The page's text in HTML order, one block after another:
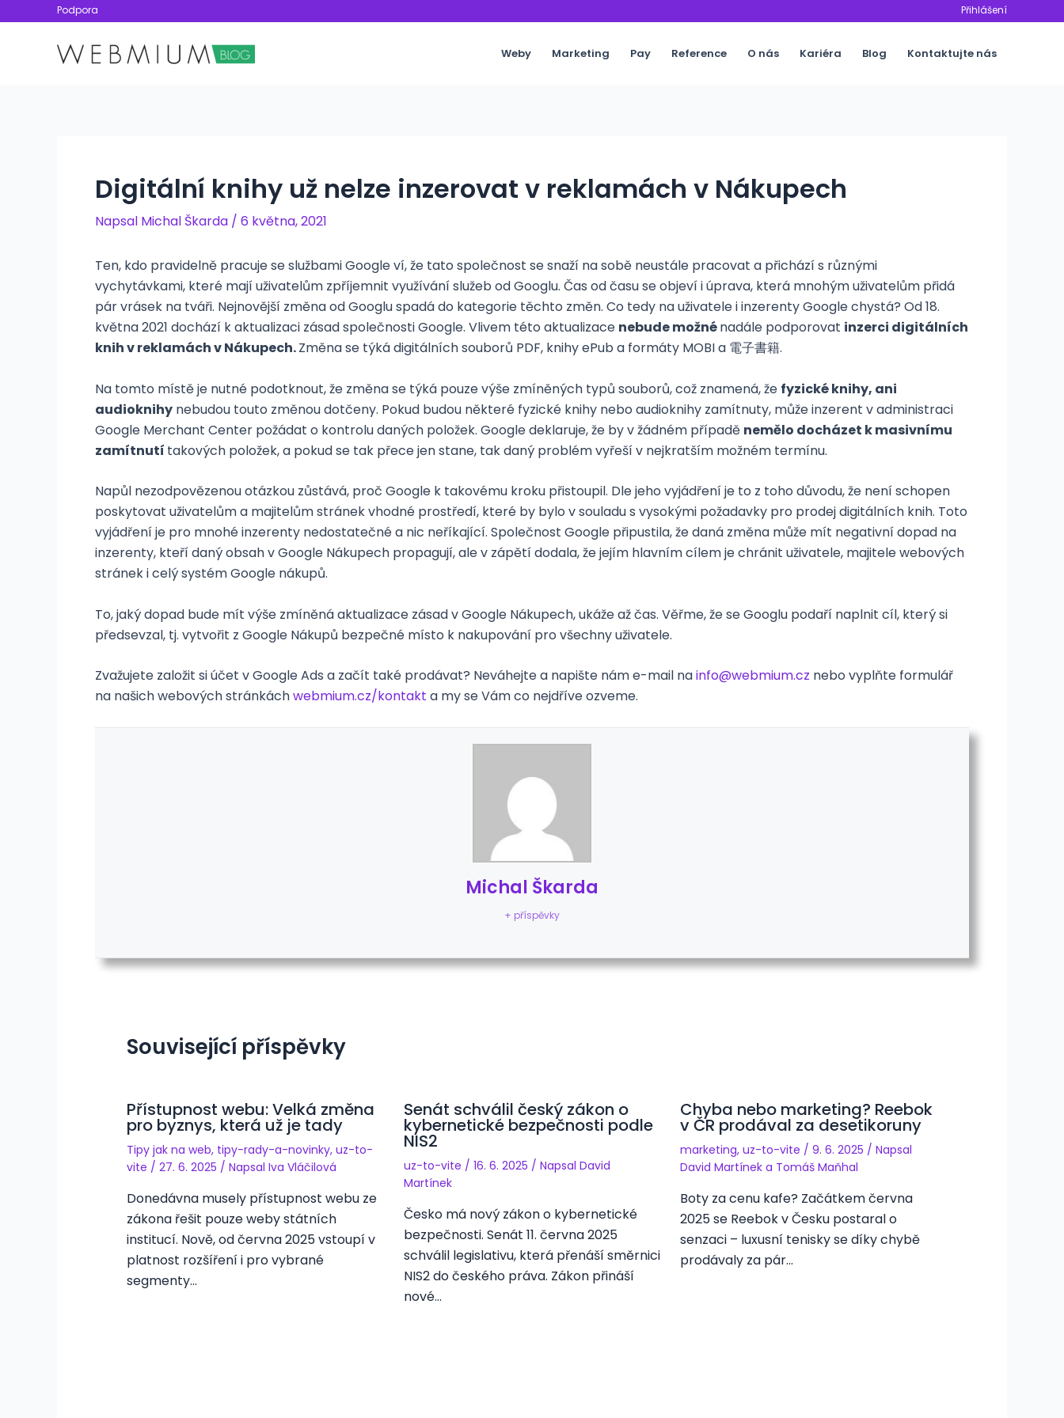
Podpora Přihlášení
Weby Marketing Pay Reference O nás Kariéra Blog Kontaktujte nás
Digitální knihy už nelze inzerovat v reklamách v Nákupech
Napsal Michal Škarda / 6 května, 2021
Ten, kdo pravidelně pracuje se službami Google ví, že tato společnost se snaží na sobě neustále pracovat a přichází s různými
vychytávkami, které mají uživatelům zpříjemnit využívání služeb od Googlu. Čas od času se objeví i úprava, která mnohým uživatelům přidá
pár vrásek na tváři. Nejnovější změna od Googlu spadá do kategorie těchto změn. Co tedy na uživatele i inzerenty Google chystá? Od 18.
května 2021 dochází k aktualizaci zásad společnosti Google. Vlivem této aktualizace nebude možnénadále podporovat inzerci digitálních
knih v reklamách v Nákupech.Změna se týká digitálních souborů PDF, knihy ePub a formáty MOBI a 電子書籍.
Na tomto místě je nutné podotknout, že změna se týká pouze výše zmíněných typů souborů, což znamená, že fyzické knihy, ani
audioknihy nebudou touto změnou dotčeny. Pokud budou některé fyzické knihy nebo audioknihy zamítnuty, může inzerent v administraci
Google Merchant Center požádat o kontrolu daných položek. Google deklaruje, že by v žádném případě nemělo docházet k masivnímu
zamítnutí takových položek, a pokud se tak přece jen stane, tak daný problém vyřeší v nejkratším možném termínu.
Napůl nezodpovězenou otázkou zůstává, proč Google k takovému kroku přistoupil. Dle jeho vyjádření je to z toho důvodu, že není schopen
poskytovat uživatelům a majitelům stránek vhodné prostředí, které by bylo v souladu s vysokými požadavky pro prodej digitálních knih. Toto
vyjádření je pro mnohé inzerenty nedostatečné a nic neříkající. Společnost Google připustila, že daná změna může mít negativní dopad na
inzerenty, kteří daný obsah v Google Nákupech propagují, ale v zápětí dodala, že jejím hlavním cílem je chránit uživatele, majitele webových
stránek i celý systém Google nákupů.
To, jaký dopad bude mít výše zmíněná aktualizace zásad v Google Nákupech, ukáže až čas. Věřme, že se Googlu podaří naplnit cíl, který si
předsevzal, tj. vytvořit z Google Nákupů bezpečné místo k nakupování pro všechny uživatele.
Zvažujete založit si účet v Google Ads a začít také prodávat? Neváhejte a napište nám e-mail nainfo@webmium.cz nebo vyplňte formulář
na našich webových stránkáchwebmium.cz/kontakt a my se Vám co nejdříve ozveme.
Michal Škarda
+ příspěvky
Související příspěvky
Přístupnost webu: Velká změna
pro byznys, která už je tady
Tipy jak na web, tipy-rady-a-novinky, uz-to-
vite / 27. 6. 2025 / Napsal Iva Vláčilová
Donedávna musely přístupnost webu ze
zákona řešit pouze weby státních
institucí. Nově, od června 2025 vstoupí v
platnost rozšíření i pro vybrané
segmenty…
Senát schválil český zákon o
kybernetické bezpečnosti podle
NIS2
uz-to-vite / 16. 6. 2025 / Napsal David
Martínek
Česko má nový zákon o kybernetické
bezpečnosti. Senát 11. června 2025
schválil legislativu, která přenáší směrnici
NIS2 do českého práva. Zákon přináší
nové…
Chyba nebo marketing? Reebok
v ČR prodával za desetikoruny
marketing,uz-to-vite /9. 6. 2025 / Napsal
David Martínek a Tomáš Maňhal
Boty za cenu kafe? Začátkem června
2025 se Reebok v Česku postaral o
senzaci – luxusní tenisky se díky chybě
prodávaly za pár…